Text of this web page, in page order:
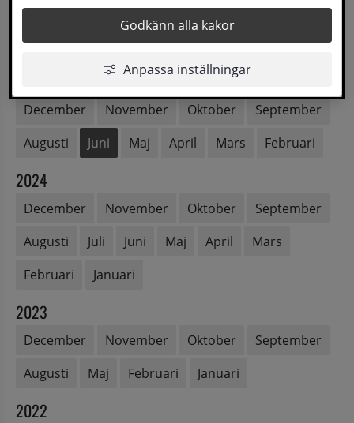
Godkänn alla kakor
Anpassa inställningar
Augusti Juli Juni Maj April
Mars
Februari
Januari
December November Oktober
September
Augusti
Juni Maj April Mars Februari
2024
December November Oktober
September
Augusti
Juli Juni Maj April
Mars
Februari
Januari
2023
December November Oktober
September
Augusti
Maj Februari Januari
2022